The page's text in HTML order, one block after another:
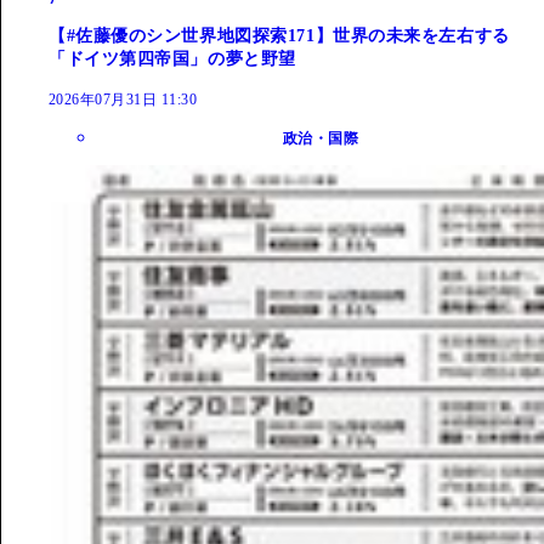
【#佐藤優のシン世界地図探索171】世界の未来を左右する
「ドイツ第四帝国」の夢と野望
2026年07月31日 11:30
政治・国際